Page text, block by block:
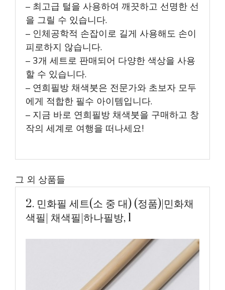
– 최고급 털을 사용하여 깨끗하고 선명한 선
을 그릴 수 있습니다.
– 인체공학적 손잡이로 길게 사용해도 손이
피로하지 않습니다.
– 3개 세트로 판매되어 다양한 색상을 사용
할 수 있습니다.
– 연희필방 채색붓은 전문가와 초보자 모두
에게 적합한 필수 아이템입니다.
– 지금 바로 연희필방 채색붓을 구매하고 창
작의 세계로 여행을 떠나세요!
그 외 상품들
2. 민화필 세트(소 중 대) (정품)|민화채
색필| 채색필|하나필방, 1